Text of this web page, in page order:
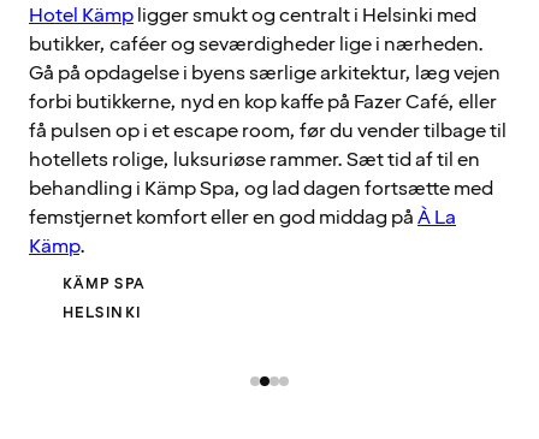
Hotel Kämpligger smukt og centralt i Helsinki med
butikker, caféer og seværdigheder lige i nærheden.
Gå på opdagelse i byens særlige arkitektur, læg vejen
forbi butikkerne, nyd en kop kaffe på Fazer Café, eller
få pulsen op i et escape room, før du vender tilbage til
hotellets rolige, luksuriøse rammer. Sæt tid af til en
behandling i Kämp Spa, og lad dagen fortsætte med
femstjernet komfort eller en god middag påÀ La
Kämp.
KÄMP SPA
HELSINKI